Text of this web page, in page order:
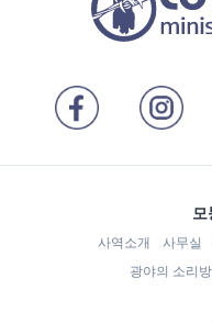
모
사역소개 사무실
광야의 소리